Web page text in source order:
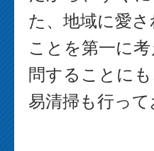
た、地域に愛
ことを第一に
問することに
易清掃も行って